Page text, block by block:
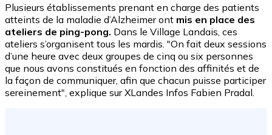
Plusieurs établissements prenant en charge des patients
atteints de la maladie d’Alzheimer ont mis en place des
ateliers de ping-pong. Dans le Village Landais, ces
ateliers s’organisent tous les mardis. "On fait deux sessions
d’une heure avec deux groupes de cinq ou six personnes
que nous avons constitués en fonction des affinités et de
la façon de communiquer, afin que chacun puisse participer
sereinement", explique sur XLandes Infos Fabien Pradal.